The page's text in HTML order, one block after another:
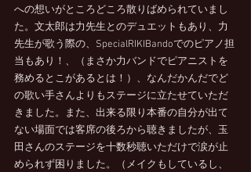
への想いがところどころ散りばめられていまし
た。文太郎は力先生とのデュエットもあり、力
先生が歌う際の、SpecialRIKIBandoでのピアノ担
当もあり！、（まさか力バンドでピアニストを
務めるとこがあるとは！）、なんだかんだでど
の歌い手さんよりもステージに立たせていただ
きました。また、出来る限り本番の自分が出て
ない場面では客席の後ろから聴きましたが、玉
田さんのステージを十数秒聴いただけで涙が止
められず困りました。（メイクもしているし、